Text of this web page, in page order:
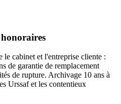
le cabinet et l'entreprise cliente :
de garantie de remplacement
de rupture. Archivage 10 ans à
Urssaf et les contentieux